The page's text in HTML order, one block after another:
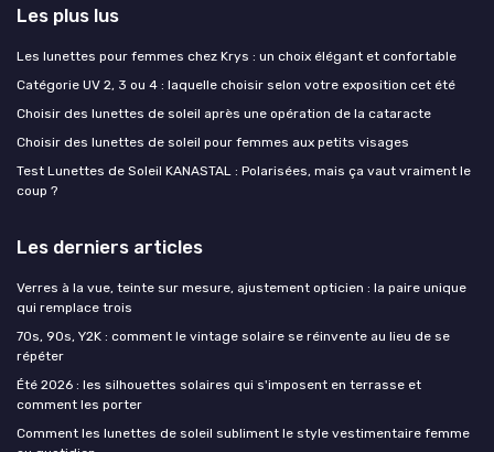
Les plus lus
Les lunettes pour femmes chez Krys : un choix élégant et confortable
Catégorie UV 2, 3 ou 4 : laquelle choisir selon votre exposition cet été
Choisir des lunettes de soleil après une opération de la cataracte
Choisir des lunettes de soleil pour femmes aux petits visages
Test Lunettes de Soleil KANASTAL : Polarisées, mais ça vaut vraiment le
coup ?
Les derniers articles
Verres à la vue, teinte sur mesure, ajustement opticien : la paire unique
qui remplace trois
70s, 90s, Y2K : comment le vintage solaire se réinvente au lieu de se
répéter
Été 2026 : les silhouettes solaires qui s'imposent en terrasse et
comment les porter
Comment les lunettes de soleil subliment le style vestimentaire femme